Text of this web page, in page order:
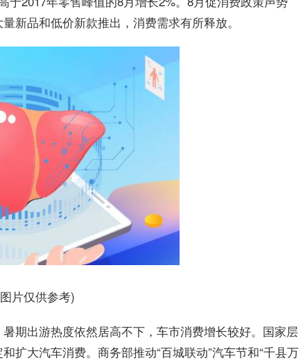
新品和低价新款推出，消费需求有所释放。
片仅供参考)
期出游热度依然居高不下，车市消费增长较好。国家层
扩大汽车消费。商务部推动“百城联动”汽车节和“千县万